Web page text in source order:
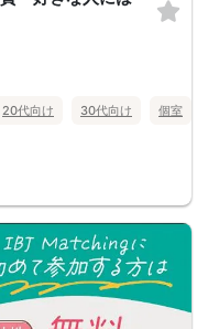
20代向け 30代向け 個室